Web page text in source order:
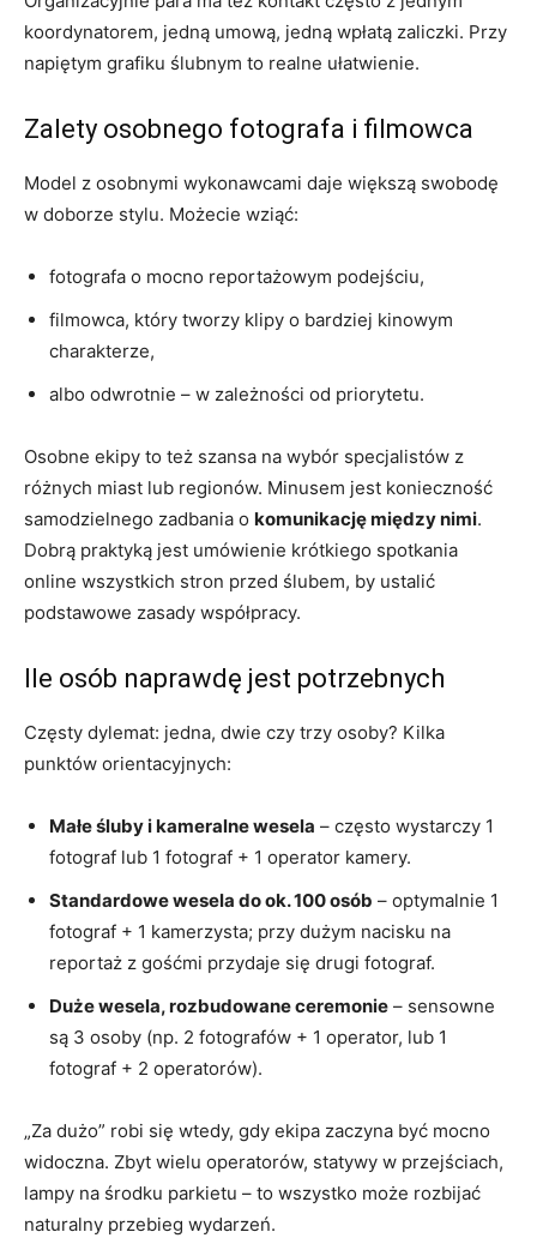
koordynatorem, jedną umową, jedną wpłatą zaliczki. Przy
napiętym grafiku ślubnym to realne ułatwienie.
Zalety osobnego fotografa i filmowca
Model z osobnymi wykonawcami daje większą swobodę
w doborze stylu. Możecie wziąć:
fotografa o mocno reportażowym podejściu,
filmowca, który tworzy klipy o bardziej kinowym
charakterze,
albo odwrotnie – w zależności od priorytetu.
Osobne ekipy to też szansa na wybór specjalistów z
różnych miast lub regionów. Minusem jest konieczność
samodzielnego zadbania o komunikację między nimi.
Dobrą praktyką jest umówienie krótkiego spotkania
online wszystkich stron przed ślubem, by ustalić
podstawowe zasady współpracy.
Ile osób naprawdę jest potrzebnych
Częsty dylemat: jedna, dwie czy trzy osoby? Kilka
punktów orientacyjnych:
Małe śluby i kameralne wesela – często wystarczy 1
fotograf lub 1 fotograf + 1 operator kamery.
Standardowe wesela do ok. 100 osób – optymalnie 1
fotograf + 1 kamerzysta; przy dużym nacisku na
reportaż z gośćmi przydaje się drugi fotograf.
Duże wesela, rozbudowane ceremonie – sensowne
są 3 osoby (np. 2 fotografów + 1 operator, lub 1
fotograf + 2 operatorów).
„Za dużo” robi się wtedy, gdy ekipa zaczyna być mocno
widoczna. Zbyt wielu operatorów, statywy w przejściach,
lampy na środku parkietu – to wszystko może rozbijać
naturalny przebieg wydarzeń.